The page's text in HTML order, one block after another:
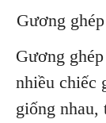
Gương
Gương
nhiều chiếc
giống nhau,